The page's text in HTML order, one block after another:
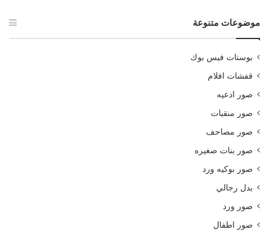
موضوعات متنوعة
بوستات فيس بوك
قفشات افلام
صور ادعيه
صور منقبات
صور مصاحف
صور بنات صغيره
صور بوكيه ورد
بدل رجالي
صور ورد
صور اطفال